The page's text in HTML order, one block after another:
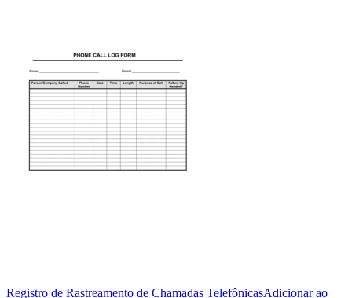
Registro de Rastreamento de Chamadas TelefônicasAdicionar ao